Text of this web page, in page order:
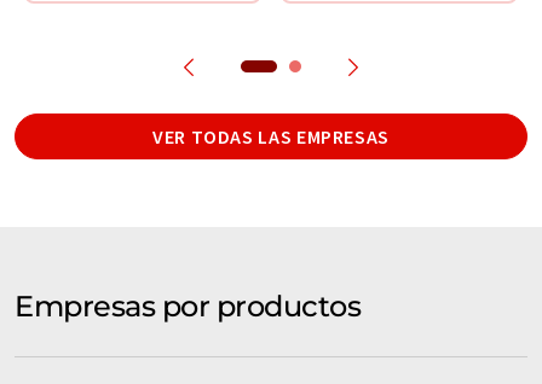
VER TODAS LAS EMPRESAS
Empresas por productos